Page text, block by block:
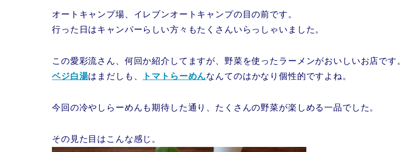
オートキャンプ場、イレブンオートキャンプの目の前です。
行った日はキャンパーらしい方々もたくさんいらっしゃいました。
この愛彩流さん、何回か紹介してますが、野菜を使ったラーメンがおいしいお店です。
ベジ白湯はまだしも、 トマトらーめんなんてのはかなり個性的ですよね。
今回の冷やしらーめんも期待した通り、たくさんの野菜が楽しめる一品でした。
その見た目はこんな感じ。